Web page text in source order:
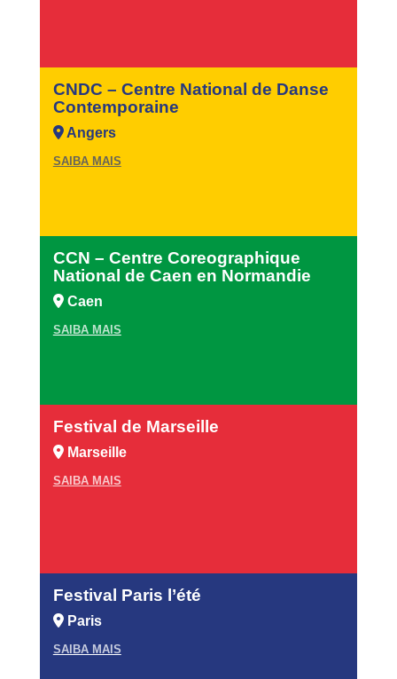
CNDC – Centre National de Danse
Contemporaine
Angers
SAIBA MAIS
CCN – Centre Coreographique
National de Caen en Normandie
Caen
SAIBA MAIS
Festival de Marseille
Marseille
SAIBA MAIS
Festival Paris l’été
Paris
SAIBA MAIS